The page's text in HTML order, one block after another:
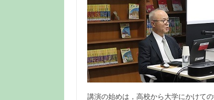
講演の始めは，高校から大学にかけて